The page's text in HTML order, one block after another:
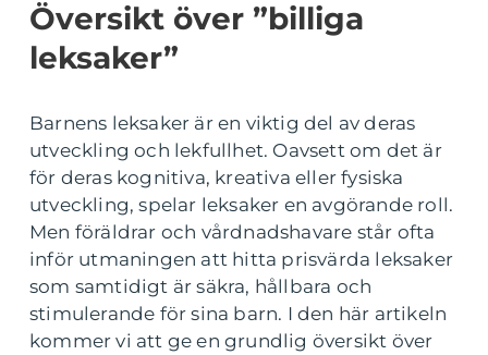
Översikt över ”billiga
leksaker”
Barnens leksaker är en viktig del av deras
utveckling och lekfullhet. Oavsett om det är
för deras kognitiva, kreativa eller fysiska
utveckling, spelar leksaker en avgörande roll.
Men föräldrar och vårdnadshavare står ofta
inför utmaningen att hitta prisvärda leksaker
som samtidigt är säkra, hållbara och
stimulerande för sina barn. I den här artikeln
kommer vi att ge en grundlig översikt över